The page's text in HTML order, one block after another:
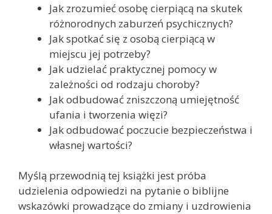
Jak zrozumieć osobę cierpiącą na skutek
różnorodnych zaburzeń psychicznych?
Jak spotkać się z osobą cierpiącą w
miejscu jej potrzeby?
Jak udzielać praktycznej pomocy w
zależności od rodzaju choroby?
Jak odbudować zniszczoną umiejętność
ufania i tworzenia więzi?
Jak odbudować poczucie bezpieczeństwa i
własnej wartości?
Myślą przewodnią tej książki jest próba
udzielenia odpowiedzi na pytanie o biblijne
wskazówki prowadzące do zmiany i uzdrowienia